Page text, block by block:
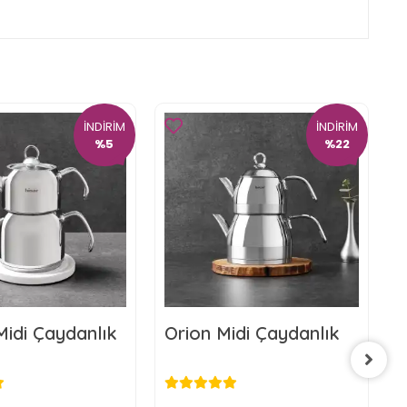
İNDİRİM
%5
Çaydanlık
İNDİRİM
%22
Orion Midi Çaydanlık